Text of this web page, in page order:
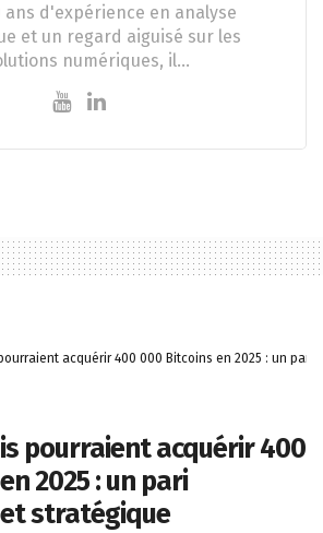
ans d'expérience en analyse
et un regard aiguisé sur les
numériques, il…
acquérir 400 000 Bitcoins en 2025 : un pari
pourraient acquérir 400
2025 : un pari
stratégique